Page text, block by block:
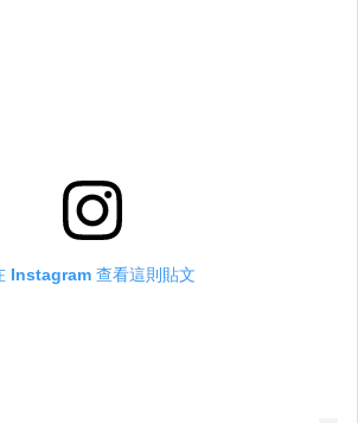
Instagram 查看這則貼文